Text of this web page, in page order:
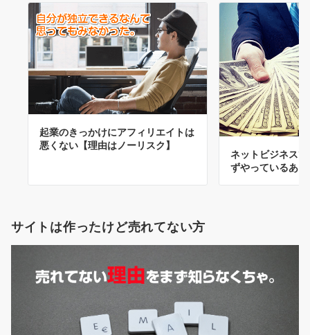
起業のきっかけにアフィリエイトは
悪くない【理由はノーリスク】
ネットビジネス
ずやっているあ
サイトは作ったけど売れてない方